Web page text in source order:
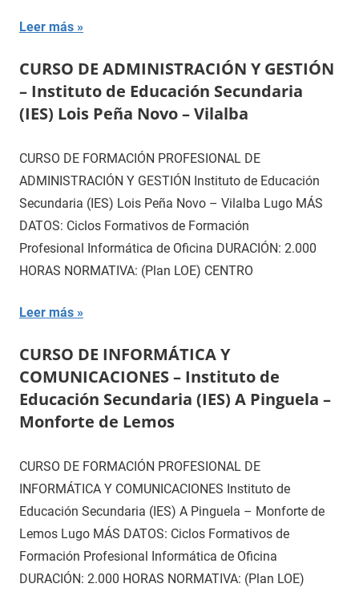
Leer más
CURSO DE ADMINISTRACIÓN Y GESTIÓN
– Instituto de Educación Secundaria
(IES) Lois Peña Novo – Vilalba
CURSO DE FORMACIÓN PROFESIONAL DE
ADMINISTRACIÓN Y GESTIÓN Instituto de Educación
Secundaria (IES) Lois Peña Novo – Vilalba Lugo MÁS
DATOS: Ciclos Formativos de Formación
Profesional Informática de Oficina DURACIÓN: 2.000
HORAS NORMATIVA: (Plan LOE) CENTRO
Leer más
CURSO DE INFORMÁTICA Y
COMUNICACIONES – Instituto de
Educación Secundaria (IES) A Pinguela –
Monforte de Lemos
CURSO DE FORMACIÓN PROFESIONAL DE
INFORMÁTICA Y COMUNICACIONES Instituto de
Educación Secundaria (IES) A Pinguela – Monforte de
Lemos Lugo MÁS DATOS: Ciclos Formativos de
Formación Profesional Informática de Oficina
DURACIÓN: 2.000 HORAS NORMATIVA: (Plan LOE)